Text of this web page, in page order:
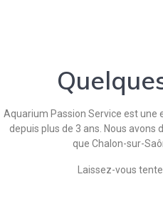
Aquarium Passion Service est
depuis plus de 3 ans. Nous avons
que Chalon-sur-
Laissez-vous